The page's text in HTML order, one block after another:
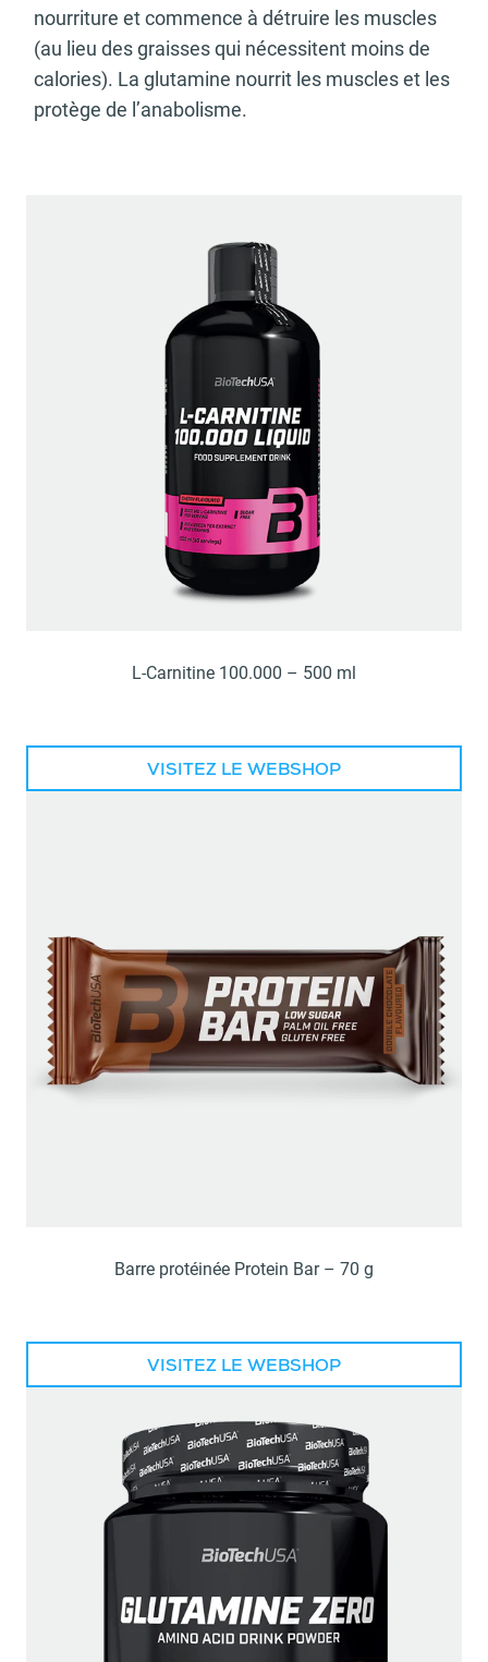
nourriture et commence à détruire les muscles
(au lieu des graisses qui nécessitent moins de
calories). La glutamine nourrit les muscles et les
protège de l’anabolisme.
L-Carnitine 100.000 – 500 ml
VISITEZ LE WEBSHOP
Barre protéinée Protein Bar – 70 g
VISITEZ LE WEBSHOP